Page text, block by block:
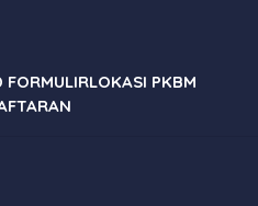
LOKASI PKBM